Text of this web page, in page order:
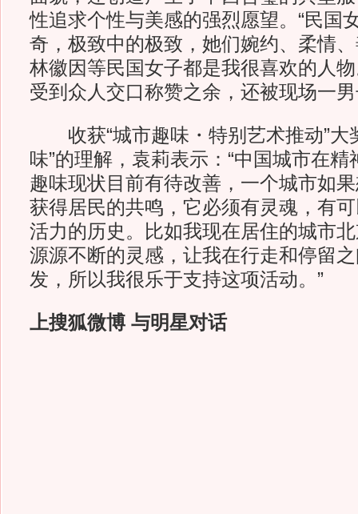
性追求个性与美感的强烈愿望。“民国
奇，极致中的极致，她们婉约、柔情
林徽因等民国女子都是我很喜欢的人
受到众人交口称赞之余，还被现场一
收获“城市趣味・特别艺术推动”大
味”的理解，袁莉表示：“中国城市在
趣味现状目前有待改善，一个城市如
获得居民的共鸣，它必须有灵魂，有
活力的历史。比如我现在居住的城市
源源不断的灵感，让我在行走和停留
发，所以我很乐于支持这项活动。”
上搜狐微博 与明星对话